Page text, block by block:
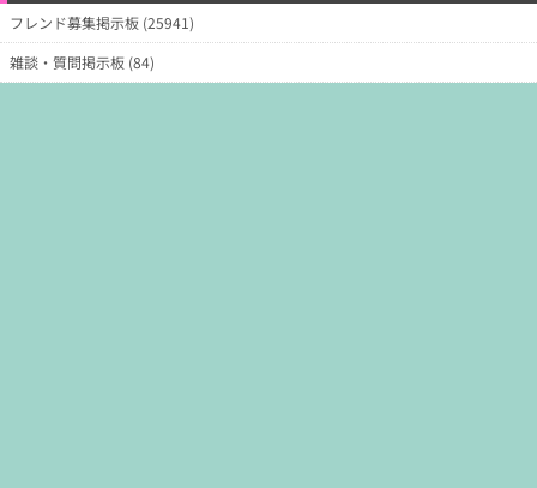
フレンド募集掲示板 (25941)
雑談・質問掲示板 (84)